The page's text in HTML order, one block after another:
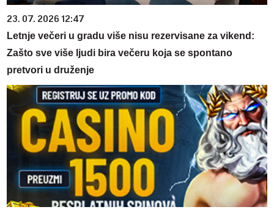
23. 07. 2026 12:47
Letnje večeri u gradu više nisu rezervisane za vikend:
Zašto sve više ljudi bira večeru koja se spontano
pretvori u druženje